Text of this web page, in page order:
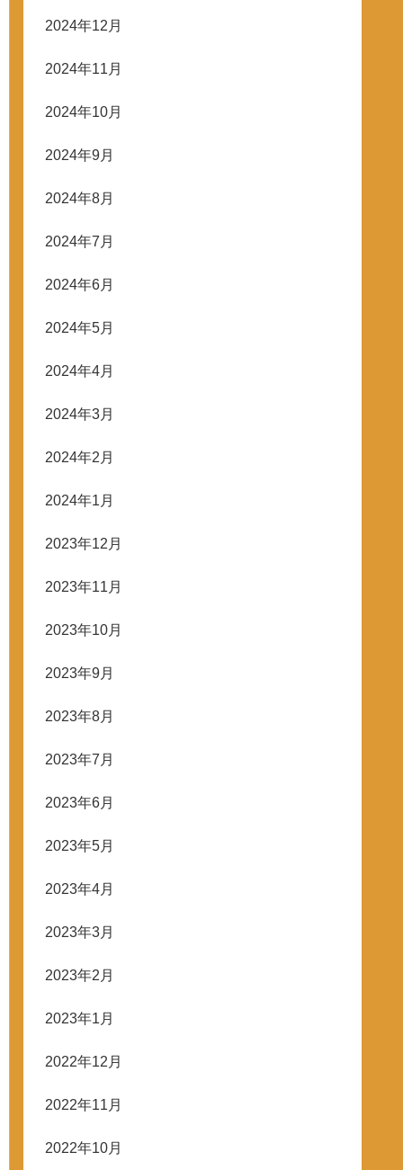
2024年12月
2024年11月
2024年10月
2024年9月
2024年8月
2024年7月
2024年6月
2024年5月
2024年4月
2024年3月
2024年2月
2024年1月
2023年12月
2023年11月
2023年10月
2023年9月
2023年8月
2023年7月
2023年6月
2023年5月
2023年4月
2023年3月
2023年2月
2023年1月
2022年12月
2022年11月
2022年10月